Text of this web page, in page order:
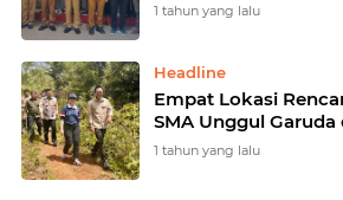
1 tahun yang lalu
Headline
Empat Lokasi
SMA Unggul Garuda
1 tahun yang lalu